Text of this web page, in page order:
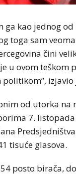
ga kao jednog
toga sam
čini
u ovom
izjavio
od utorka na
7.
tisuće glasova.
posto birača,